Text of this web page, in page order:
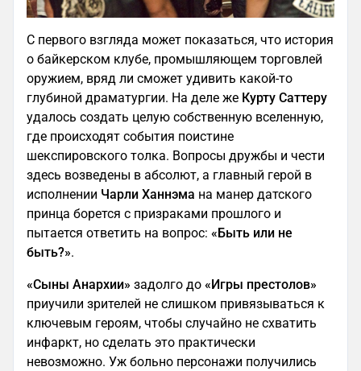
С первого взгляда может показаться, что история
о байкерском клубе, промышляющем торговлей
оружием, вряд ли сможет удивить какой-то
глубиной драматургии. На деле же Курту Саттеру
удалось создать целую собственную вселенную,
где происходят события поистине
шекспировского толка. Вопросы дружбы и чести
здесь возведены в абсолют, а главный герой в
исполнении Чарли Ханнэма на манер датского
принца борется с призраками прошлого и
пытается ответить на вопрос: «Быть или не
быть?».
«Сыны Анархии» задолго до «Игры престолов»
приучили зрителей не слишком привязываться к
ключевым героям, чтобы случайно не схватить
инфаркт, но сделать это практически
невозможно. Уж больно персонажи получились